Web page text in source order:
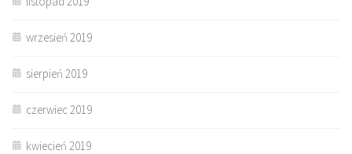
wrzesień 2019
sierpień 2019
czerwiec 2019
kwiecień 2019